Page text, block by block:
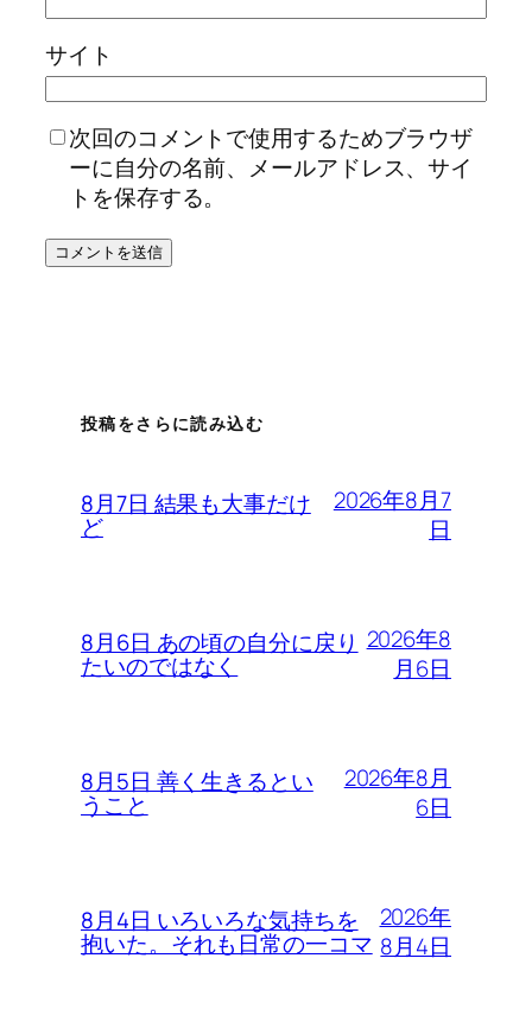
サイト
次回のコメントで使用するためブラウザ
ーに自分の名前、メールアドレス、サイ
トを保存する。
投稿をさらに読み込む
8月7日 結果も大事だけ
ど
2026年8月7
日
8月6日 あの頃の自分に戻り
たいのではなく
2026年8
月6日
8月5日 善く生きるとい
うこと
2026年8月
6日
8月4日 いろいろな気持ちを
抱いた。それも日常の一コマ
2026年
8月4日